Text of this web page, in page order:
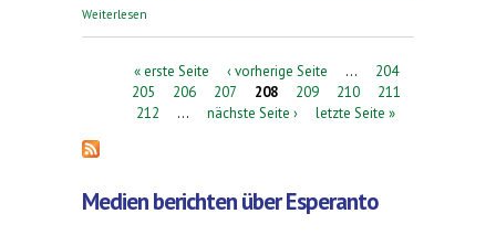
Weiterlesen
Seiten« erste Seite ‹ vorherige Seite …
204
205
206 207 208 209 210
211
212
… nächste Seite › letzte Seite »
Medien berichten über Esperanto